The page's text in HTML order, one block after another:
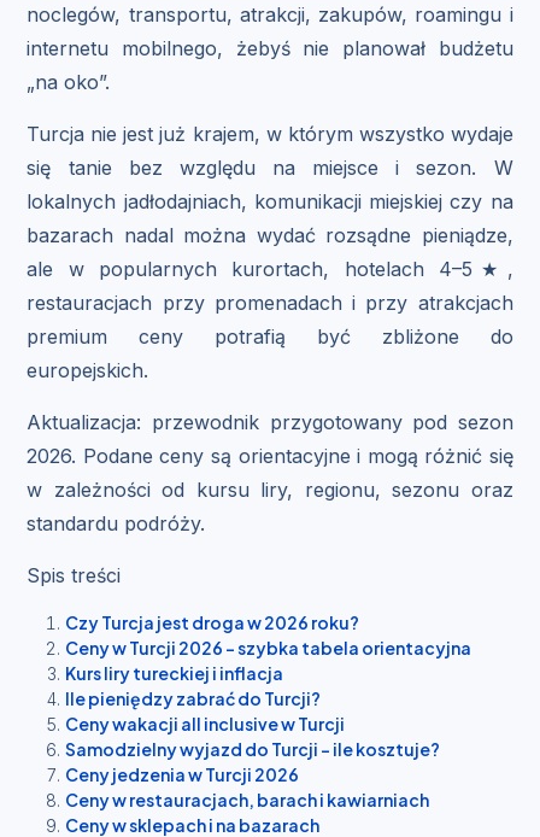
noclegów, transportu, atrakcji, zakupów, roamingu i
internetu mobilnego, żebyś nie planował budżetu
„na oko”.
Turcja nie jest już krajem, w którym wszystko wydaje
się tanie bez względu na miejsce i sezon. W
lokalnych jadłodajniach, komunikacji miejskiej czy na
bazarach nadal można wydać rozsądne pieniądze,
ale w popularnych kurortach, hotelach 4–5★,
restauracjach przy promenadach i przy atrakcjach
premium ceny potrafią być zbliżone do
europejskich.
Aktualizacja: przewodnik przygotowany pod sezon
2026. Podane ceny są orientacyjne i mogą różnić się
w zależności od kursu liry, regionu, sezonu oraz
standardu podróży.
Spis treści
Czy Turcja jest droga w 2026 roku?
Ceny w Turcji 2026 – szybka tabela orientacyjna
Kurs liry tureckiej i inflacja
Ile pieniędzy zabrać do Turcji?
Ceny wakacji all inclusive w Turcji
Samodzielny wyjazd do Turcji – ile kosztuje?
Ceny jedzenia w Turcji 2026
Ceny w restauracjach, barach i kawiarniach
Ceny w sklepach i na bazarach